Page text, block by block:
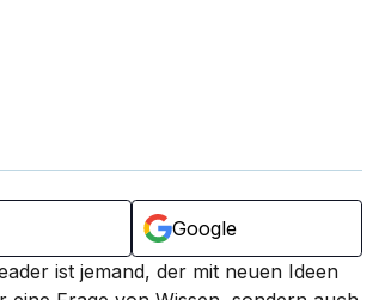
Google
ist jemand, der mit neuen Ideen